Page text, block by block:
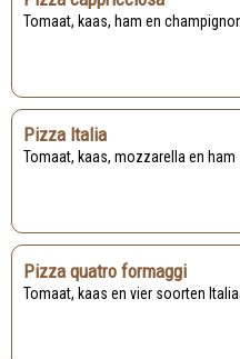
Tomaat, kaas, ham en
Pizza Italia
Tomaat, kaas, mozzarella en ham
Pizza quatro formaggi
Tomaat, kaas en vier soorten